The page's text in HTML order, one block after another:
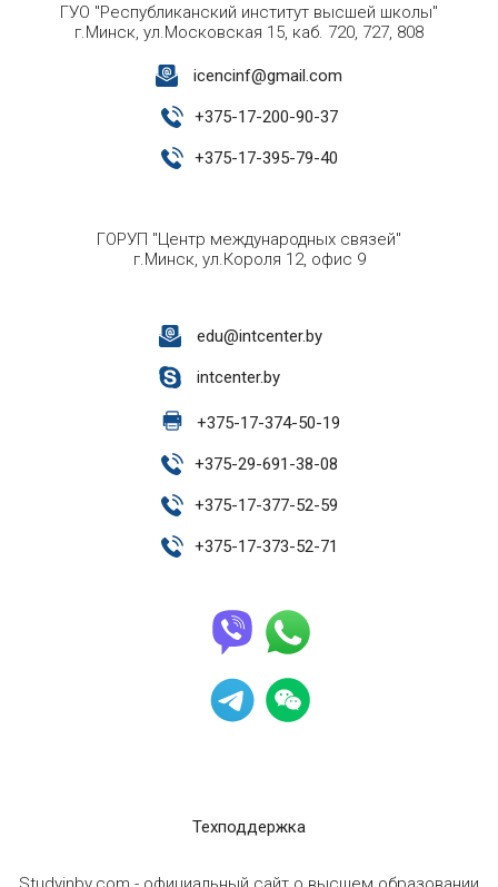
ГУО "Республиканский институт высшей школы"
г.Минск, ул.Московская 15, каб. 720, 727, 808
icencinf@gmail.com
+375-17-200-90-37
+375-17-395-79-40
ГОРУП "Центр международных связей"
г.Минск, ул.Короля 12, офис 9
edu@intcenter.by
intcenter.by
+375-17-374-50-19
+375-29-691-38-08
+375-17-377-52-59
+375-17-373-52-71
Техподдержка